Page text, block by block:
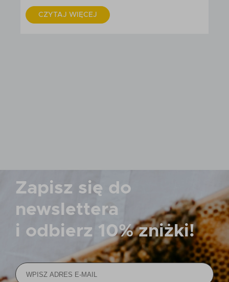
Zapisz się do
newslettera
i odbierz 10% zniżki!